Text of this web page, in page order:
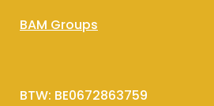
BAM Groups
BTW: BE0672863759